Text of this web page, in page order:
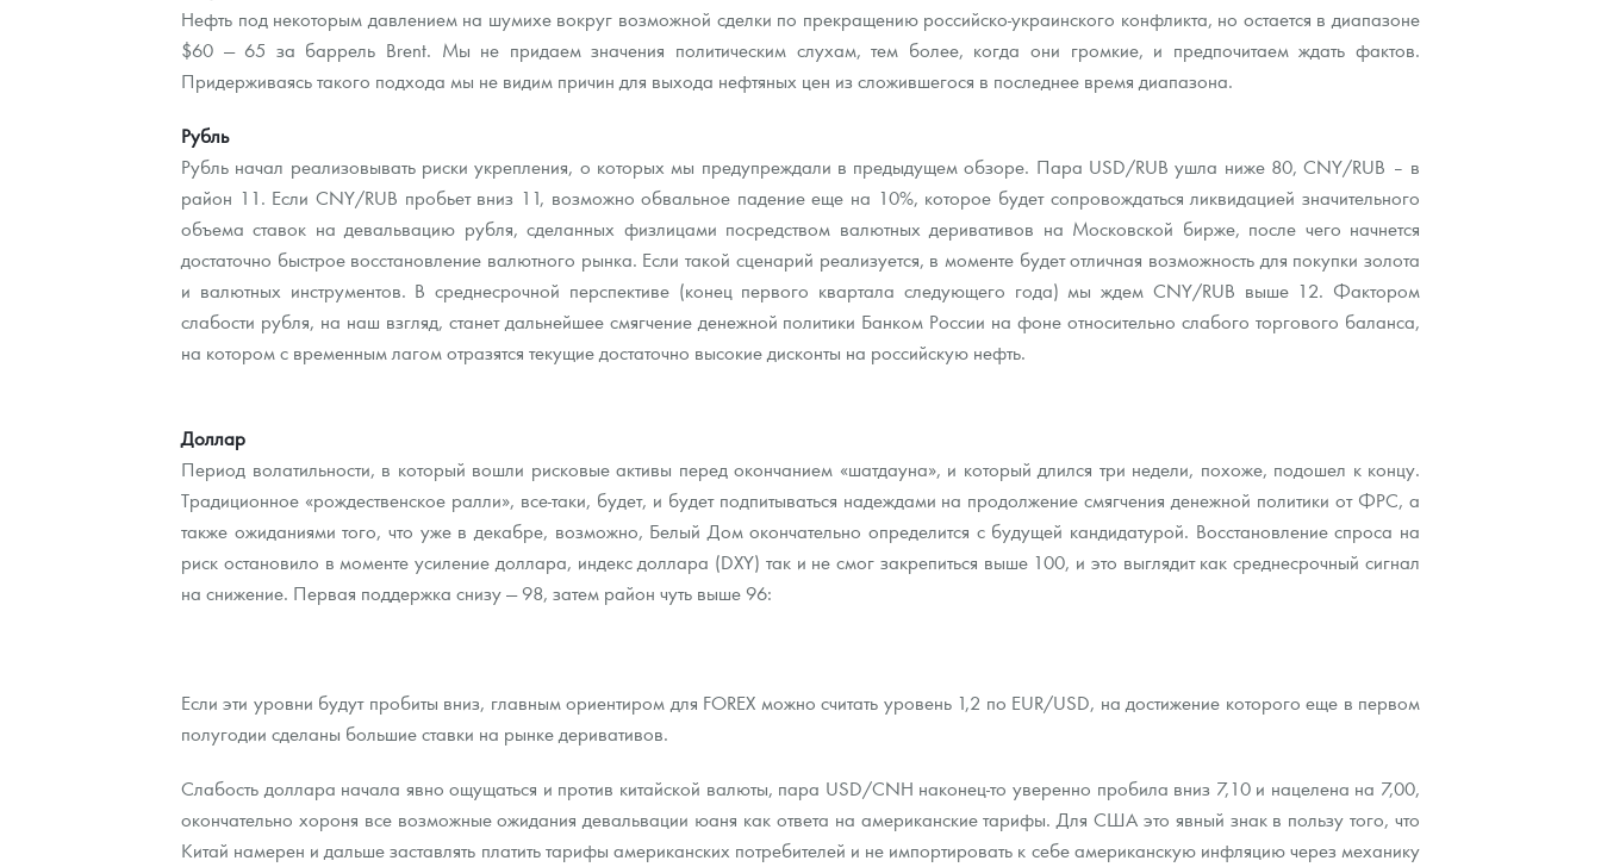
Золотой червонец Сеятель
Аксессуары
Гарри Поттер
Год Лошади
Флот: ледоколы и корабли
Жетоны "Необыкновенные обитатели глубин"
Русская нумизматика
Наборы подарочных и коллекционных монет
Выкуп монет
Памятка для работы с монетами из драгметаллов
Условия возврата
Монеты
Политика конфиденциальности
Политика использования Cookies
Распродажа монет и жетонов
Итоги 2025 года. Прогноз курсов золота, серебра, платины на 2026 год
Cтатьи
Курс золота и серебра
Скупка слитков
Контакты
Наши преимущества
Письмо директору
Пресс-служба
Нефть под некоторым давлением на шумихе вокруг возможной сделки по прекращению российско-украинского конфликта, но остается в диапазоне
$60 — 65 за баррель Brent. Мы не придаем значения политическим слухам, тем более, когда они громкие, и предпочитаем ждать фактов.
Придерживаясь такого подхода мы не видим причин для выхода нефтяных цен из сложившегося в последнее время диапазона.
Рубль
Рубль начал реализовывать риски укрепления, о которых мы предупреждали в предыдущем обзоре. Пара USD/RUB ушла ниже 80, CNY/RUB – в
район 11. Если CNY/RUB пробьет вниз 11, возможно обвальное падение еще на 10%, которое будет сопровождаться ликвидацией значительного
объема ставок на девальвацию рубля, сделанных физлицами посредством валютных деривативов на Московской бирже, после чего начнется
достаточно быстрое восстановление валютного рынка. Если такой сценарий реализуется, в моменте будет отличная возможность для покупки золота
и валютных инструментов. В среднесрочной перспективе (конец первого квартала следующего года) мы ждем CNY/RUB выше 12. Фактором
слабости рубля, на наш взгляд, станет дальнейшее смягчение денежной политики Банком России на фоне относительно слабого торгового баланса,
на котором с временным лагом отразятся текущие достаточно высокие дисконты на российскую нефть.
Доллар
Период волатильности, в который вошли рисковые активы перед окончанием «шатдауна», и который длился три недели, похоже, подошел к концу.
Традиционное «рождественское ралли», все-таки, будет, и будет подпитываться надеждами на продолжение смягчения денежной политики от ФРС, а
также ожиданиями того, что уже в декабре, возможно, Белый Дом окончательно определится с будущей кандидатурой. Восстановление спроса на
риск остановило в моменте усиление доллара, индекс доллара (DXY) так и не смог закрепиться выше 100, и это выглядит как среднесрочный сигнал
на снижение. Первая поддержка снизу — 98, затем район чуть выше 96:
Если эти уровни будут пробиты вниз, главным ориентиром для FOREX можно считать уровень 1,2 по EUR/USD, на достижение которого еще в первом
полугодии сделаны большие ставки на рынке деривативов.
Слабость доллара начала явно ощущаться и против китайской валюты, пара USD/CNH наконец-то уверенно пробила вниз 7,10 и нацелена на 7,00,
окончательно хороня все возможные ожидания девальвации юаня как ответа на американские тарифы. Для США это явный знак в пользу того, что
Китай намерен и дальше заставлять платить тарифы американских потребителей и не импортировать к себе американскую инфляцию через механику